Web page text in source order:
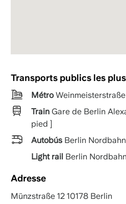
Transports publics les
Métro
TrainGare de Berlin
pied ]
AutobúsBerlin
Light rail Berlin
Adresse
Münzstraße 12 10178 Berlin